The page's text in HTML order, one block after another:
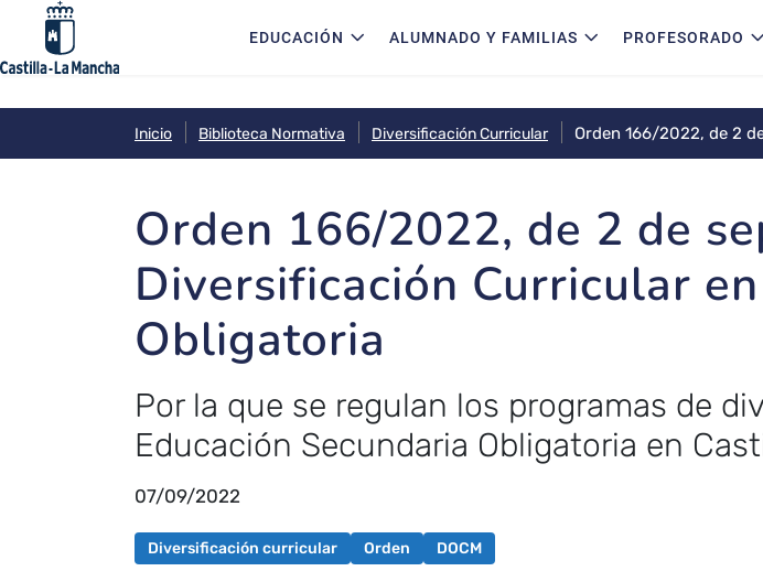
Pasar al contenido principalNavegación principal
EDUCACIÓN ALUMNADO Y FAMILIAS PROFESORADO
Inicio Biblioteca Normativa Diversificación Curricular
Orden 166/2022, de 2
Obligatoria
Orden 166/2022, de 2 de
Diversificación Curricular
Obligatoria
Por la que se regulan los programas de
Educación Secundaria Obligatoria en
07/09/2022
Diversificación curricular Orden DOCM